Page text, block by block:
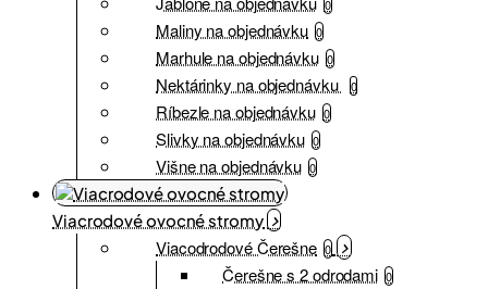
0
Maliny na objednávku 0
Marhule na objednávku 0
Nektárinky na objednávku 0
Ríbezle na objednávku 0
Slivky na objednávku 0
Višne na objednávku 0
Viacrodové ovocné stromy
Viacodrodové Čerešne 0
Čerešne s 2 odrodami 0